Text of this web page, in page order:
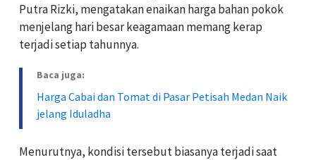
Putra Rizki, mengatakan enaikan harga bahan pokok
menjelang hari besar keagamaan memang kerap
terjadi setiap tahunnya.
Baca juga:
Harga Cabai dan Tomat di Pasar Petisah Medan Naik
jelang Iduladha
Menurutnya, kondisi tersebut biasanya terjadi saat